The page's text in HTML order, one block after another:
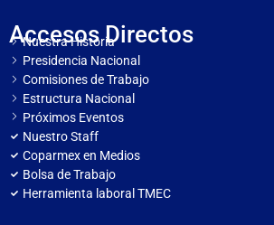
Accesos Directos
Nuestra Historia
Presidencia Nacional
Comisiones de Trabajo
Estructura Nacional
Próximos Eventos
Nuestro Staff
Coparmex en Medios
Bolsa de Trabajo
Herramienta laboral TMEC